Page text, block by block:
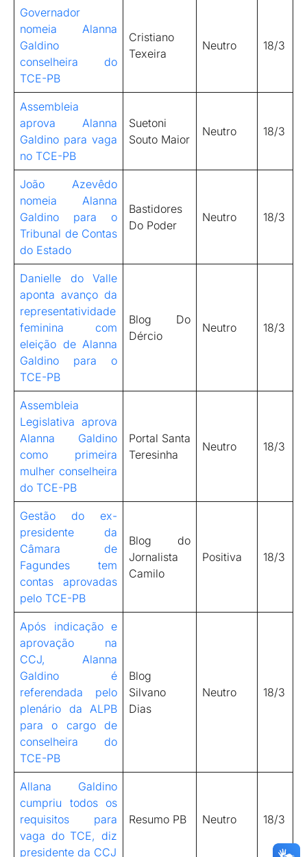
Governador
nomeia Alanna
Galdino
conselheira do
TCE-PB
Cristiano
Texeira
Neutro 18/3
Assembleia
aprova Alanna
Galdino para vaga
no TCE-PB
Suetoni
Souto Maior
Neutro 18/3
João Azevêdo
nomeia Alanna
Galdino para o
Tribunal de Contas
do Estado
Bastidores
Do Poder
Neutro 18/3
Danielle do Valle
aponta avanço da
representatividade
feminina com
eleição de Alanna
Galdino para o
TCE-PB
Blog Do
Dércio
Neutro 18/3
Assembleia
Legislativa aprova
Alanna Galdino
como primeira
mulher conselheira
do TCE-PB
Portal Santa
Teresinha
Neutro 18/3
Gestão do ex-
presidente da
Câmara de
Fagundes tem
contas aprovadas
pelo TCE-PB
Blog do
Jornalista
Camilo
Positiva 18/3
Após indicação e
aprovação na
CCJ, Alanna
Galdino é
referendada pelo
plenário da ALPB
para o cargo de
conselheira do
TCE-PB
Blog
Silvano
Dias
Neutro 18/3
Allana Galdino
cumpriu todos os
requisitos para
vaga do TCE, diz
presidente da CCJ
Resumo PB Neutro 18/3